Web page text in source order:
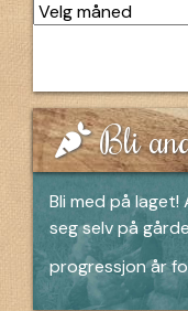
Bli
Bli med på
seg selv på
progressjon år